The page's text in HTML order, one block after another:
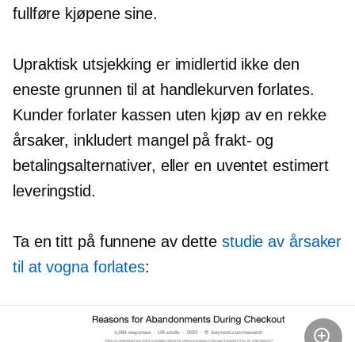
fullføre kjøpene sine.
Upraktisk utsjekking er imidlertid ikke den
eneste grunnen til at handlekurven forlates.
Kunder forlater kassen uten kjøp av en rekke
årsaker, inkludert mangel på frakt- og
betalingsalternativer, eller en uventet estimert
leveringstid.
Ta en titt på funnene av dette studie av årsaker
til at vogna forlates: